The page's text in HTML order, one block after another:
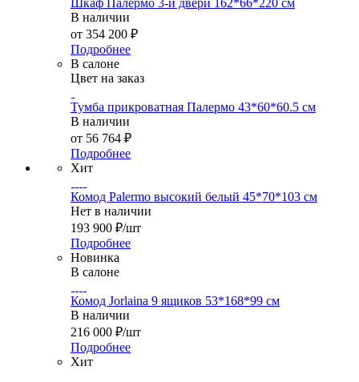
В наличии
от 354 200 ₽
Подробнее
В салоне
Цвет на заказ
Тумба прикроватная Палермо 43*60*60.5 см
В наличии
от 56 764 ₽
Подробнее
Хит
Комод Palermo высокий белый 45*70*103 см
Нет в наличии
193 900 ₽/шт
Подробнее
Новинка
В салоне
Комод Jorlaina 9 ящиков 53*168*99 см
В наличии
216 000 ₽/шт
Подробнее
Хит